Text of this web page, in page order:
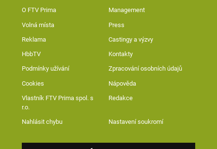
O FTV Prima Management
Volná místa Press
Reklama Castingy a výzvy
HbbTV Kontakty
Podmínky užívání Zpracování osobních údajů
Cookies Nápověda
Vlastník FTV Prima spol. s
r.o.
Redakce
Nahlásit chybu Nastavení soukromí